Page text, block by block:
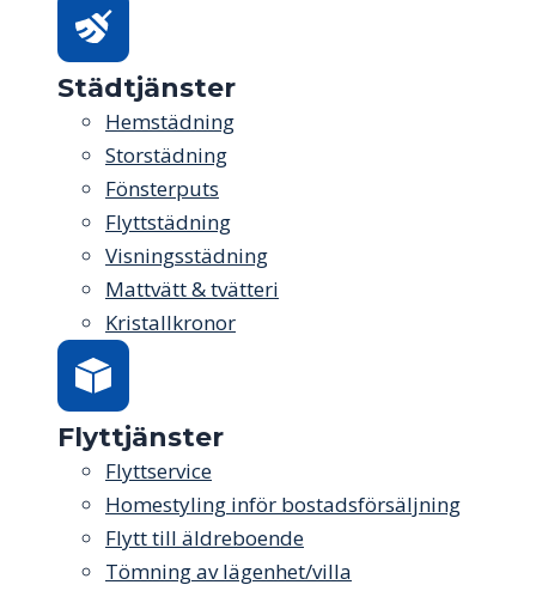
Städtjänster
Hemstädning
Storstädning
Fönsterputs
Flyttstädning
Visningsstädning
Mattvätt & tvätteri
Kristallkronor
Flyttjänster
Flyttservice
Homestyling inför bostadsförsäljning
Flytt till äldreboende
Tömning av lägenhet/villa